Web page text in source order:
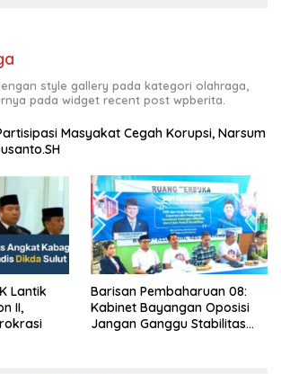
style gallery pada kategori olahraga,
pada widget recent post wpberita.
Partisipasi Masyakat Cegah Korupsi, Narsum
II,
Barisan Pembaharuan 08:
Kabinet Bayangan Oposisi
Jangan Ganggu Stabilitas